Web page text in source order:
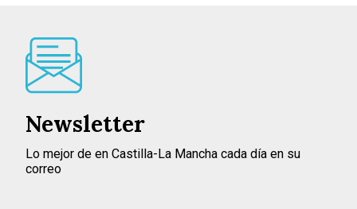
Newsletter
Lo mejor de en Castilla-La Mancha cada día en su
correo